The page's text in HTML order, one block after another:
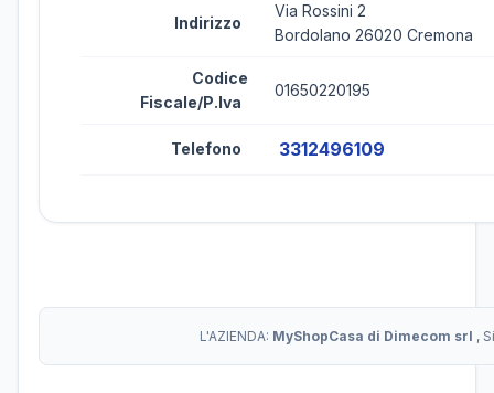
Indirizzo
Via Rossini 2
Bordolano 26020 Cremona
Codice
Fiscale/P.Iva
01650220195
Telefono 3312496109
L'AZIENDA: MyShopCasa di Dimecom srl ,